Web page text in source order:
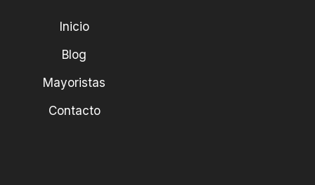
Inicio
Blog
Mayoristas
Contacto